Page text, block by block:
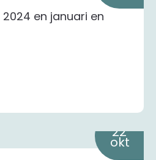
en januari en
22
okt